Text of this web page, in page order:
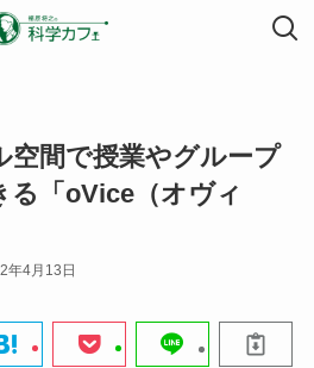
空間で授業やグループ
る「oVice（オヴィ
年4月13日